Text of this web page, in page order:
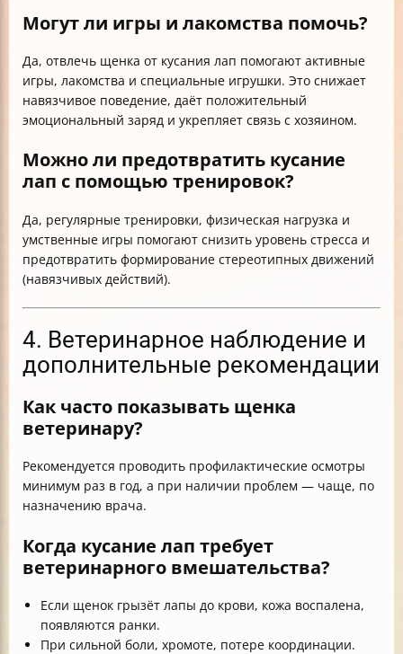
Могут ли игры и лакомства помочь?
Да, отвлечь щенка от кусания лап помогают активные
игры, лакомства и специальные игрушки. Это снижает
навязчивое поведение, даёт положительный
эмоциональный заряд и укрепляет связь с хозяином.
Можно ли предотвратить кусание
лап с помощью тренировок?
Да, регулярные тренировки, физическая нагрузка и
умственные игры помогают снизить уровень стресса и
предотвратить формирование стереотипных движений
(навязчивых действий).
4. Ветеринарное наблюдение и
дополнительные рекомендации
Как часто показывать щенка
ветеринару?
Рекомендуется проводить профилактические осмотры
минимум раз в год, а при наличии проблем — чаще, по
назначению врача.
Когда кусание лап требует
ветеринарного вмешательства?
Если щенок грызёт лапы до крови, кожа воспалена,
появляются ранки.
При сильной боли, хромоте, потере координации.